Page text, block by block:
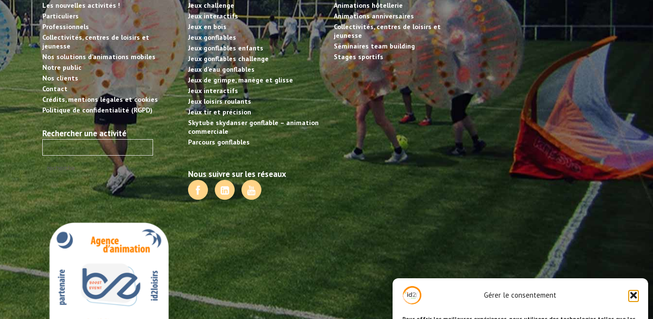
Gérer le consentement
Les nouvelles activités !
Particuliers
Professionnels
Collectivités, centres de loisirs et
jeunesse
Nos solutions d’animations mobiles
Notre public
Nos clients
Contact
Crédits, mentions légales et cookies
Politique de confidentialité (RGPD)
Rechercher une activité
Jeux challenge
Jeux interactifs
Jeux en bois
Jeux gonflables
Jeux gonflables enfants
Jeux gonflables challenge
Jeux d’eau gonflables
Jeux de grimpe, manège et glisse
Jeux interactifs
Jeux loisirs roulants
Jeux tir et précision
Skytube skydanser gonflable – animation
commerciale
Parcours gonflables
Nous suivre sur les réseaux
Animations hôtellerie
Animations anniversaires
Collectivités, centres de loisirs et
jeunesse
Séminaires team building
Stages sportifs